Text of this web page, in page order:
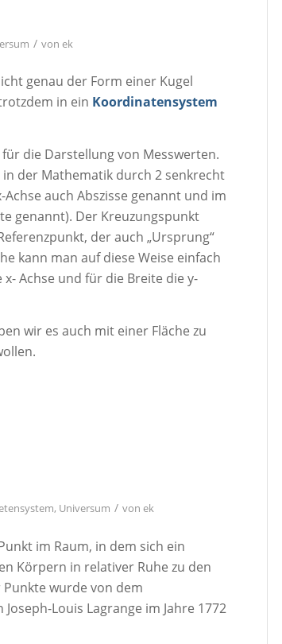
/ vonek
genau der Form einer Kugel
in ein Koordinatensystem
die Darstellung von Messwerten.
der Mathematik durch 2 senkrecht
auch Abszisse genannt und im
genannt). Der Kreuzungspunkt
der auch „Ursprung“
kann man auf diese Weise einfach
Achse und für die Breite die y-
wir es auch mit einer Fläche zu
, Universum / vonek
im Raum, in dem sich ein
Körpern in relativer Ruhe zu den
wurde von dem
Louis Lagrange im Jahre 1772